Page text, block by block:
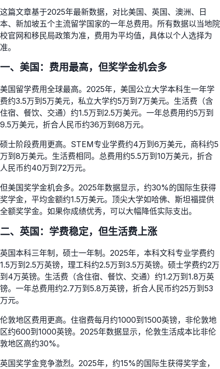
这篇文章基于2025年最新数据，对比美国、英国、澳洲、日
本、新加坡五个主流留学国家的一年总费用。所有数据以当地院
校官网和移民局政策为准，费用为平均值，具体以个人选择为
准。
一、美国：费用最高，但奖学金机会多
美国留学费用全球最高。2025年，美国公立大学本科生一年学
费约3.5万到5万美元，私立大学约5万到7万美元。生活费（含
住宿、餐饮、交通）约1.5万到2.5万美元。一年总费用约5万到
9.5万美元，折合人民币约36万到68万元。
硕士阶段费用更高。STEM专业学费约4万到6万美元，商科约5
万到8万美元。生活费相同。总费用约5.5万到10万美元，折合
人民币约40万到72万元。
但美国奖学金机会多。2025年数据显示，约30%的国际生获得
奖学金，平均金额约1.5万美元。顶尖大学如哈佛、斯坦福提供
全额奖学金。如果你成绩优秀，可以大幅降低实际支出。
二、英国：学费稳定，但生活费上涨
英国本科三年制，硕士一年制。2025年，本科文科专业学费约
1.5万到2.5万英镑，理工科约2.5万到3.5万英镑。硕士学费约2万
到4万英镑。生活费（含住宿、餐饮、交通）约1.2万到1.8万英
镑。一年总费用约2.7万到5.8万英镑，折合人民币约25万到53
万元。
伦敦地区费用更高。住宿费每月约1000到1500英镑，非伦敦地
区约600到1000英镑。2025年数据显示，伦敦生活成本比非伦
敦地区高约30%。
英国奖学金竞争激烈。2025年，约15%的国际生获得奖学金，